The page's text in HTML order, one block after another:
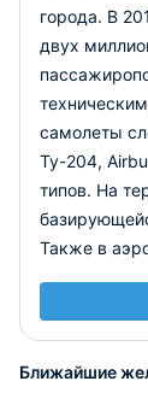
города. В
двух
самолеты
Ту-204,
типов. На
Также в
Ближайшие